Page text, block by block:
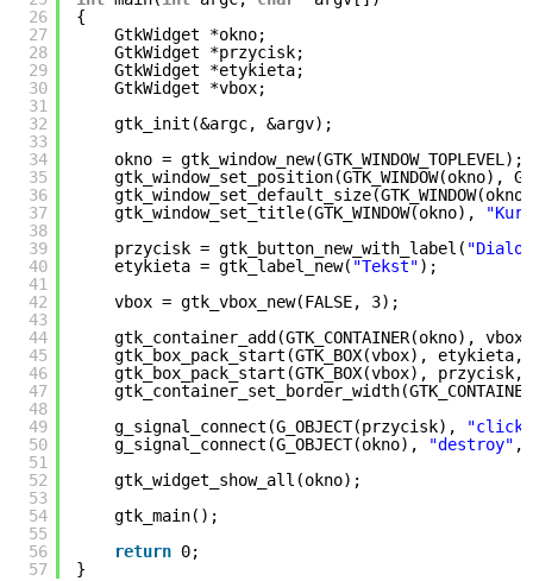
26
27
28
29
30
31
32
33
34
35
36
37
38
39
40
41
42
43
44
45
46
47
48
49
50
51
52
53
54
55
56
57
{
GtkWidget *okno;
GtkWidget *przycisk;
GtkWidget *etykieta;
GtkWidget *vbox;
gtk_init(&argc, &argv);
okno = gtk_window_new(GTK_WINDOW_TOPLEVEL);
gtk_window_set_position(GTK_WINDOW(okno),
gtk_window_set_title(GTK_WINDOW(okno),
przycisk = gtk_button_new_with_label(
etykieta = gtk_label_new( "Tekst");
vbox = gtk_vbox_new(FALSE, 3);
gtk_container_add(GTK_CONTAINER(okno),
gtk_box_pack_start(GTK_BOX(vbox), etykieta,
gtk_box_pack_start(GTK_BOX(vbox), przycisk,
g_signal_connect(G_OBJECT(przycisk),
g_signal_connect(G_OBJECT(okno),
"destroy" ,
gtk_widget_show_all(okno);
gtk_main();
return 0;
}